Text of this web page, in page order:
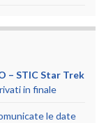
– STIC Star Trek
in finale
le date